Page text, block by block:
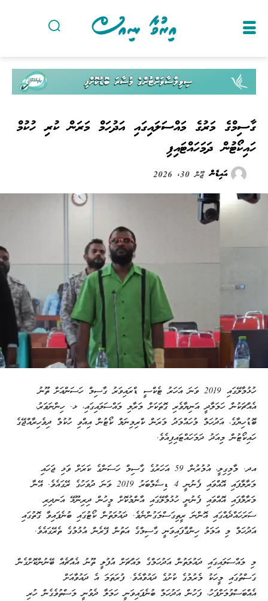
ގާސިމްގެ މަރުގެ މައްސަލައިގައި އަދުހަމް މަރަން ކުރި ހުކުމް
ހައިކޯޓުން ދަމަހައްޓައިފި
އައިޑެން ޖޫން 30, 2026
ހުޅުމާލޭގައި 2019 ވަނަ އަހަރު ޓެކްސީ ޑްރައިވަރު ގާސިމް ހަސަންއަށް ތޫނު
އެއްޗަކުން ހަމަލާދީ އަނިޔާވެރި ގޮތަކަށް މަރާލި މައްސަލައިގައި، ޅ. ހިންނަވަރު،
ބޮޑުހިޔާގެ، އަދުހަމް މުހައްމަދު މަރަން ކްރިމިނަލް ކޯޓުން އިއްވި ހުކުމް ދިވެހިރާއްޖޭގެ
ހައިކޯޓުން މިއަދު ދަމަހައްޓައިފިއެވެ.
އދ. މާމިގިލީ، އުމުރުން 59 އަހަރުގެ ގާސިމް ހަސަންގެ ކަރަށް ވަޅި ޖަހައި
މަރާލާފައި އޮއްވައި ފެނުނީ 4 ޑިސެމްބަރު 2019 ވަނަ ދުވަހުގެ ރޭގައެވެ. އޭނާ
މަރާލާފައި އޮއްވައި ފެނުނީ ހުޅުމާލޭގައި އާންމުކޮށް މީހުން ދިރިނޫޅޭ އަނދިރި
ސަރަހައްދެއްގައި އޮންނަ ރީތިގަސްމަގުންނެވެ. ދައުލަތުން ކޯޓުގައި ބުނެފައިވާ ގޮތުގައި
އަދުހަމް މި އަމަލު ހިންގާފައިވަނީ ގާސިމްގެ އަތުން ފޭރެން އުޅުމުގެ ތެރޭގައެވެ.
މި މައްސަލައިގައި ދައުލަތުން އަދުހަމްގެ މައްޗަށް އުފުލީ ތޫނު އެއްޗެއް ބޭނުންކޮށްގެން
ގަސްތުގައި މީހަކު މެރުމުގެ ކުށުގެ ދައުވާއެވެ. ފުރަތަމަ އެ ދައުވާއަށް
އެއްބަސްވުމަށްފަހު، ފަހުން އަދުހަމް ބުނެފައިވަނީ ހަމަލާ ދެވުނީ މަސްތުވެގެން ހުރި